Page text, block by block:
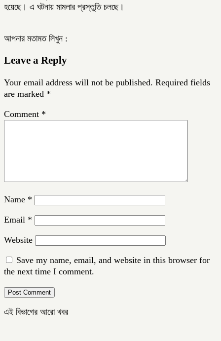
হয়েছে। এ ঘটনায় মামলার প্রস্তুতি চলছে।
আপনার মতামত লিখুন :
Leave a Reply
Your email address will not be published. Required fields
are marked *
Comment *
Name *
Email *
Website
Save my name, email, and website in this browser for
the next time I comment.
এই বিভাগের আরো খবর